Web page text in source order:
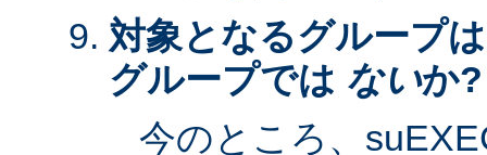
対象となるグループ
グループでは ないか?
今のところ、